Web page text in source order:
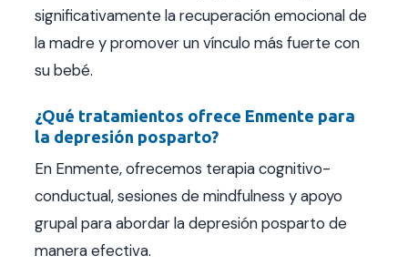
significativamente la recuperación emocional de
la madre y promover un vínculo más fuerte con
su bebé.
¿Qué tratamientos ofrece Enmente para
la depresión posparto?
En Enmente, ofrecemos terapia cognitivo-
conductual, sesiones de mindfulness y apoyo
grupal para abordar la depresión posparto de
manera efectiva.